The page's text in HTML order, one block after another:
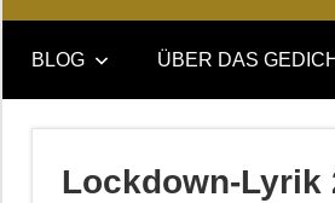
DAS
GEDICHT
blog
DAS
GEDICHT.
Zeitschrift
BLOG ÜBER DAS
Lockdown-Lyrik